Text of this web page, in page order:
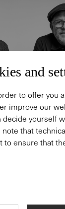
verstehen
Und das
mit dem
and
to offer you
improve our
decide yourself
note that
to ensure that